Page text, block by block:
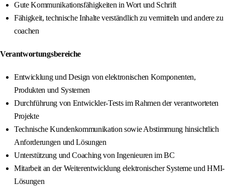
Gute Kommunikationsfähigkeiten in Wort und Schrift
Fähigkeit, technische Inhalte verständlich zu vermitteln und andere zu
coachen
Verantwortungsbereiche
Entwicklung und Design von elektronischen Komponenten,
Produkten und Systemen
Durchführung von Entwickler-Tests im Rahmen der verantworteten
Projekte
Technische Kundenkommunikation sowie Abstimmung hinsichtlich
Anforderungen und Lösungen
Unterstützung und Coaching von Ingenieuren im BC
Mitarbeit an der Weiterentwicklung elektronischer Systeme und HMI-
Lösungen